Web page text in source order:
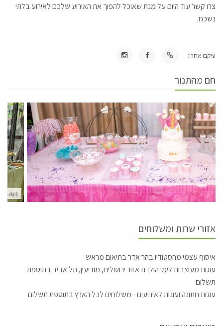
צרו קשר עוד היום על מנת שאוכל להפוך את האירוע שלכם לאירוע בלתי
נשכח.
עיקבו אחרי:
חם מהתנור
Art
אזורי שרות ומשלוחים
איסוף עצמי מהסטודיו בהר אדר בתיאום מראש
עוגות מעוצבות לימי הולדת אזור ירושלים, מודיעין, תל אביב בתוספת
תשלום
עוגות חתונה ועוגות לאירועים - משלוחים לכל הארץ בתוספת תשלום